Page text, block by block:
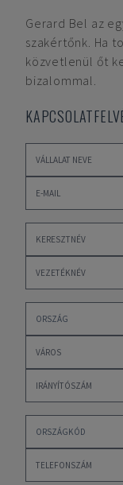
Gerard Bel az
szakértőnk. Ha
közvetlenül őt
bizalommal.